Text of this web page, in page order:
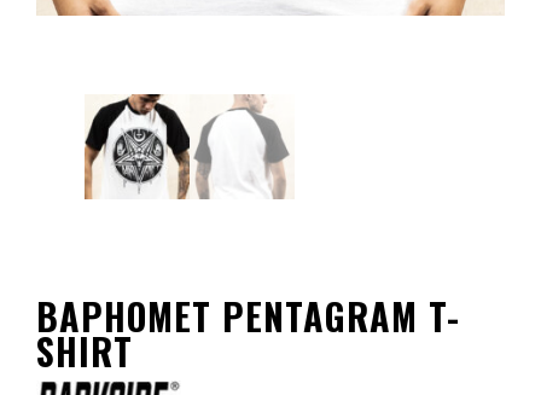
BAPHOMET PENTAGRAM T-
SHIRT